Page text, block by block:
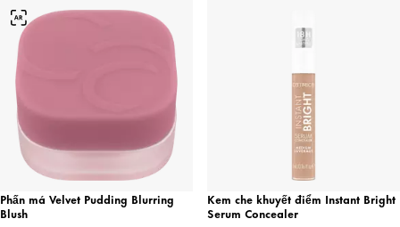
Phấn má Velvet Pudding Blurring
Blush
Kem che khuyết điểm Instant Bright
Serum Concealer